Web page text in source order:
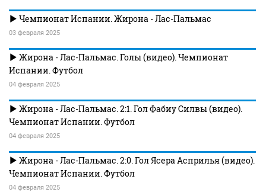
Чемпионат Испании. Жирона - Лас-Пальмас
03 февраля 2025
Жирона - Лас-Пальмас. Голы (видео). Чемпионат
Испании. Футбол
04 февраля 2025
Жирона - Лас-Пальмас. 2:1. Гол Фабиу Силвы (видео).
Чемпионат Испании. Футбол
04 февраля 2025
Жирона - Лас-Пальмас. 2:0. Гол Ясера Асприлья (видео).
Чемпионат Испании. Футбол
04 февраля 2025